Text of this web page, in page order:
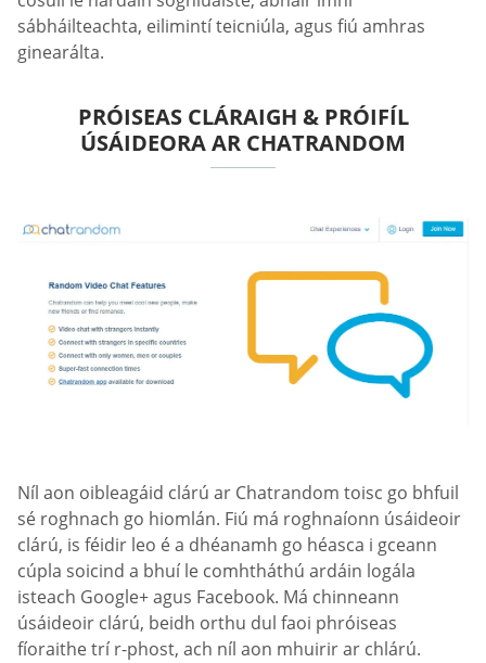
sábháilteachta, eilimintí teicniúla, agus fiú amhras
ginearálta.
PRÓISEAS CLÁRAIGH & PRÓIFÍL
ÚSÁIDEORA AR CHATRANDOM
Níl aon oibleagáid clárú ar Chatrandom toisc go bhfuil
sé roghnach go hiomlán. Fiú má roghnaíonn úsáideoir
clárú, is féidir leo é a dhéanamh go héasca i gceann
cúpla soicind a bhuí le comhtháthú ardáin logála
isteach Google+ agus Facebook. Má chinneann
úsáideoir clárú, beidh orthu dul faoi phróiseas
fíoraithe trí r-phost, ach níl aon mhuirir ar chlárú.